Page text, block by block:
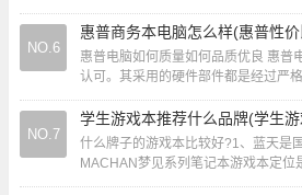
坦克Pro GP76/GP...
NO.6
惠普商务本电脑怎么样(惠普性
惠普电脑如何质量如何品质优良 惠普
认可。其采用的硬件部件都是经过严
性和稳定性。同时，惠普在产品设计
NO.7
什么牌子的游戏本比较好?1、蓝天是
MACHAN梦见系列笔记本游戏本定位
大的GPU性能。蓝天游戏本电脑的特